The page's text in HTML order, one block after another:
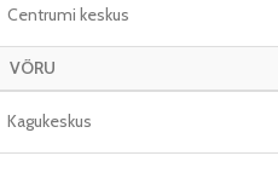
Centrumi keskus
VÕRU
Kagukeskus